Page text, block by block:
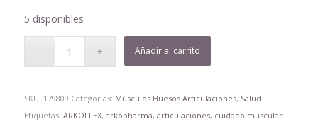
5 disponibles
Añadir al carrito
SKU: 179809 Categorías: Músculos Huesos Articulaciones, Salud
Etiquetas: ARKOFLEX, arkopharma, articulaciones, cuidado muscular